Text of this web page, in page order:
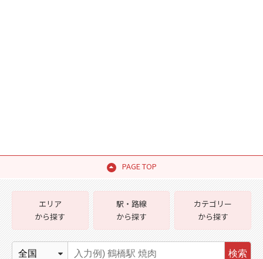
PAGE TOP
エリア
から探す
駅・路線
から探す
カテゴリー
から探す
検索